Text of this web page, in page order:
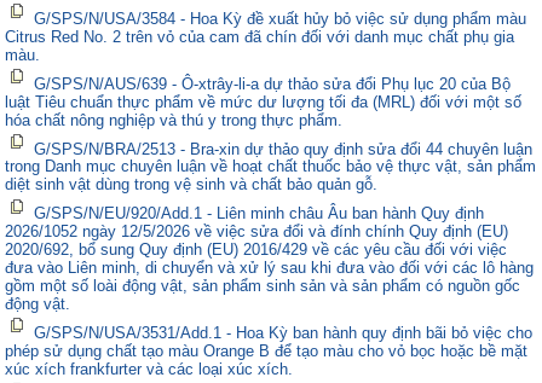
G/SPS/N/USA/3584 - Hoa Kỳ đề xuất hủy bỏ việc sử dụng phẩm màu
Citrus Red No. 2 trên vỏ của cam đã chín đối với danh mục chất phụ gia
màu.
G/SPS/N/AUS/639 - Ô-xtrây-li-a dự thảo sửa đổi Phụ lục 20 của Bộ
luật Tiêu chuẩn thực phẩm về mức dư lượng tối đa (MRL) đối với một số
hóa chất nông nghiệp và thú y trong thực phẩm.
G/SPS/N/BRA/2513 - Bra-xin dự thảo quy định sửa đổi 44 chuyên luận
trong Danh mục chuyên luận về hoạt chất thuốc bảo vệ thực vật, sản phẩm
diệt sinh vật dùng trong vệ sinh và chất bảo quản gỗ.
G/SPS/N/EU/920/Add.1 - Liên minh châu Âu ban hành Quy định
2026/1052 ngày 12/5/2026 về việc sửa đổi và đính chính Quy định (EU)
2020/692, bổ sung Quy định (EU) 2016/429 về các yêu cầu đối với việc
đưa vào Liên minh, di chuyển và xử lý sau khi đưa vào đối với các lô hàng
gồm một số loài động vật, sản phẩm sinh sản và sản phẩm có nguồn gốc
động vật.
G/SPS/N/USA/3531/Add.1 - Hoa Kỳ ban hành quy định bãi bỏ việc cho
phép sử dụng chất tạo màu Orange B để tạo màu cho vỏ bọc hoặc bề mặt
xúc xích frankfurter và các loại xúc xích.